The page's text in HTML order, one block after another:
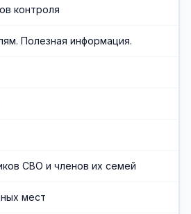
служба
обеспечения
возраста и инвалидов
контроля
Полезная информация.
СВО и членов их семей
мест